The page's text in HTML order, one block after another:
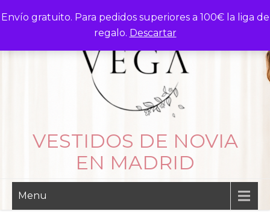
Envío gratuito. Para pedidos superiores a 100€ la liga de
regalo. Descartar
to
VESTIDOS DE NOVIA
EN MADRID
Menu